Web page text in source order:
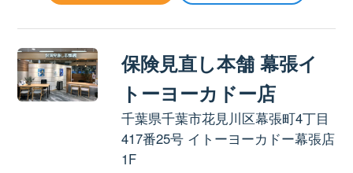
保険見直し本舗 幕張イ
トーヨーカドー店
千葉県千葉市花見川区幕張町4丁目
417番25号 イトーヨーカドー幕張店
1F